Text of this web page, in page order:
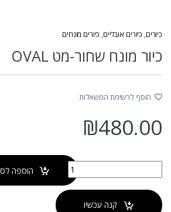
כיורים, כיורים אובליים, כיורים מונחים
כיור מונח שחור-מט OVAL
הוסף לרשימת המשאלות
₪480.00
כמות של כיור מונח שחור-מט OVAL הוספה
קנה עכשיו